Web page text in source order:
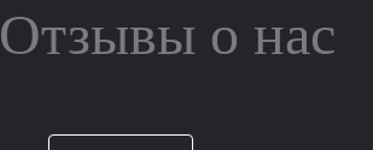
Отзывы о нас